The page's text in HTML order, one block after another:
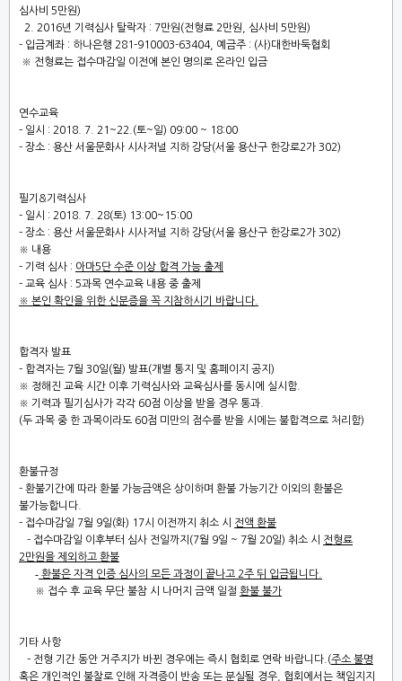
심사비 5만원)
2. 2016년 기력심사 탈락자 : 7만원 (전형료 2만원 심사비 5만원)
- 입금계좌 : 하나은행 281-910003-63404, 예금주 : (사)대한바둑협회
※ 전형료는 접수마감일 이전에 본인 명의로 온라인 입금
연수교육
- 일시 : 2018. 7. 21~22.(토~일) 09:00 ~ 18:00
- 장소 : 용산 서울문화사 시사저널 지하 강당(서울 용산구 한강로2가 302)
필기 &기력심사
- 일시 : 2018. 7. 28(토) 13:00~15:00
- 장소 : 용산 서울문화사 시사저널 지하 강당(서울 용산구 한강로2가 302)
※ 내용
- 기력 심사 : 아마5단 수준 이상 합격 가능 출제
- 교육 심사 : 5과목 연수교육 내용 중 출제
※ 본인 확인을 위한 신분증을 꼭 지참하시기 바랍니다
합격자 발표
- 합격자는 7월 30일(월) 발표(개별 통지 및 홈페이지 공지 )
※ 정해진 교육 시간 이후 기력심사와 교육심사를 동시에 실시함
※ 기력과 필기심사가 각각 60점 이상을 받을 경우 통과
(두 과목 중 한 과목이라도 60점 미만의 점수를 받을 시에는 불합격으로 처리함)
환불규정
- 환불기간에 따라 환불 가능금액은 상이하며 환불 가능기간 이외의 환불은
불가능합니다
- 접수마감일 7월 9일(화) 17시 이전까지 취소 시 전액 환불
- 접수마감일 이후부터 심사 전일까지 (7월 9일 ~ 7월 20일) 취소 시 전형료
2만원을 제외하고 환불
- 환불은 자격 인증 심사의 모든 과정이 끝나고 2주 뒤 입금됩니다.
※ 접수 후 교육 무단 불참 시 나머지 금액 일절 환불 불가
기타 사항
- 전형 기간 동안 거주지가 바뀐 경우에는 즉시 협회로 연락 바랍니다 .(주소 불명
혹은 개인적인 불찰로 인해 자격증이 반송 또는 분실될 경우
협회에서는 책임지지